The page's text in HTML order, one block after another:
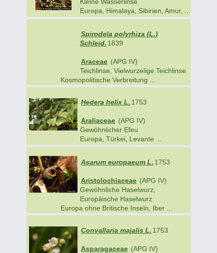
Europa, Himalaya, Sibirien, Amur, ...
Spirodela polyrhiza (L.)
Schleid. 1839
Araceae (APG IV)
Teichlinse, Vielwurzelige Teichlinse
Kosmopolitische Verbreitung ...
Hedera helix L. 1753
Araliaceae (APG IV)
Gewöhnlicher Efeu
Europa, Türkei, Levante ...
Asarum europaeum L. 1753
Aristolochiaceae (APG IV)
Gewöhnliche Haselwurz,
Europäische Haselwurz
Europa ohne Britische Inseln, Iber ...
Convallaria majalis L. 1753
Asparagaceae (APG IV)